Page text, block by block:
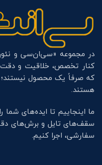
کنار تخصص، خلاقیت و دقت
که صرفاً یک محصول نیستند؛
هستند.
ما اینجاییم تا ایده‌های شما
سفارشی، اجرا کنیم.